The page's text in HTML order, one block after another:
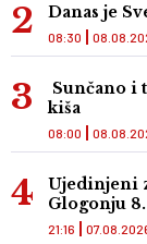
Danas je
08:30
Sunčano i
kiša
08:00
Ujedinjeni
Glogonju 8.
21:16